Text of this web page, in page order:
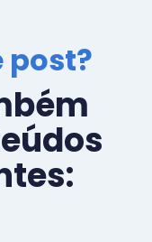
post?